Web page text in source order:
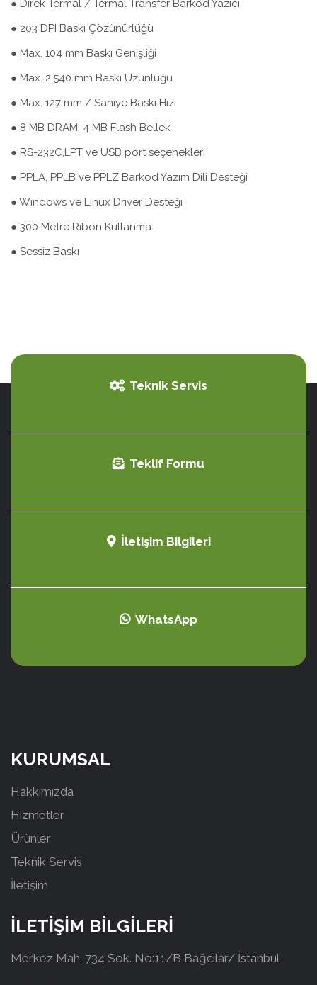
● Direk Termal / Termal Transfer Barkod Yazıcı
● 203 DPI Baskı Çözünürlüğü
● Max. 104 mm Baskı Genişliği
● Max. 2.540 mm Baskı Uzunluğu
● Max. 127 mm / Saniye Baskı Hızı
● 8 MB DRAM, 4 MB Flash Bellek
● RS-232C,LPT ve USB port seçenekleri
● PPLA, PPLB ve PPLZ Barkod Yazım Dili Desteği
● Windows ve Linux Driver Desteği
● 300 Metre Ribon Kullanma
● Sessiz Baskı
Teknik Servis
Teklif Formu
İletişim Bilgileri
WhatsApp
KURUMSAL
Hakkımızda
Hizmetler
Ürünler
Teknik Servis
İletişim
İLETİŞİM BİLGİLERİ
Merkez Mah. 734 Sok. No:11/B Bağcılar/ İstanbul